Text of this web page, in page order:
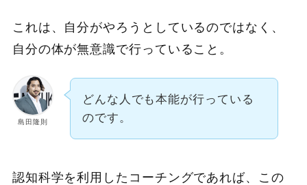
これは、自分がやろうとしているのではなく、
自分の体が無意識で行っていること。
島田隆則
どんな人でも本能が行っている
のです。
認知科学を利用したコーチングであれば、この